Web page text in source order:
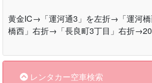
黄金IC→「運河通3」を左折→「運河
橋西」右折→「長良町3丁目」右折
レンタカー空車検索